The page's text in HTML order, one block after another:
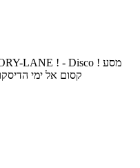
קסום אל ימי